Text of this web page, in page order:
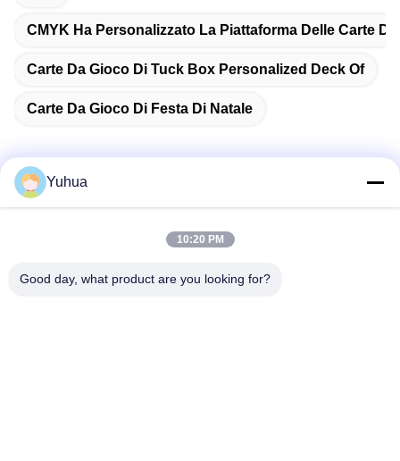
CMYK Ha Personalizzato La Piattaforma Delle Carte
Carte Da Gioco Di Tuck Box Personalized Deck Of
Carte Da Gioco Di Festa Di Natale
Guangdong Yuhua Playing Cards Co., Ltd. Aggiungi: n. 26
Yuhua
10:20 PM
Good day, what product are you looking for?